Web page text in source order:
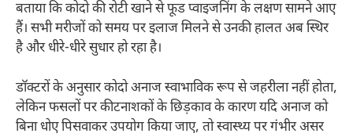
बताया कि कोदो की रोटी खाने से फूड प्वाइजनिंग के लक्षण सामने आए
हैं। सभी मरीजों को समय पर इलाज मिलने से उनकी हालत अब स्थिर
है और धीरे-धीरे सुधार हो रहा है।
डॉक्टरों के अनुसार कोदो अनाज स्वाभाविक रूप से जहरीला नहीं होता,
लेकिन फसलों पर कीटनाशकों के छिड़काव के कारण यदि अनाज को
बिना धोए पिसवाकर उपयोग किया जाए, तो स्वास्थ्य पर गंभीर असर